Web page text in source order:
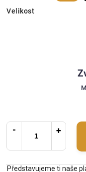
Velikost
Představujeme ti naše